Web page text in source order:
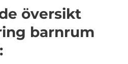
översikt
barnrum